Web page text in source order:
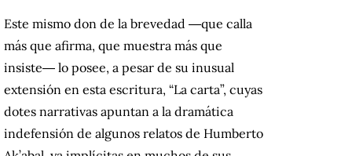
Este mismo don de la brevedad ―que calla
más que afirma, que muestra más que
insiste― lo posee, a pesar de su inusual
extensión en esta escritura, “La carta”, cuyas
dotes narrativas apuntan a la dramática
indefensión de algunos relatos de Humberto